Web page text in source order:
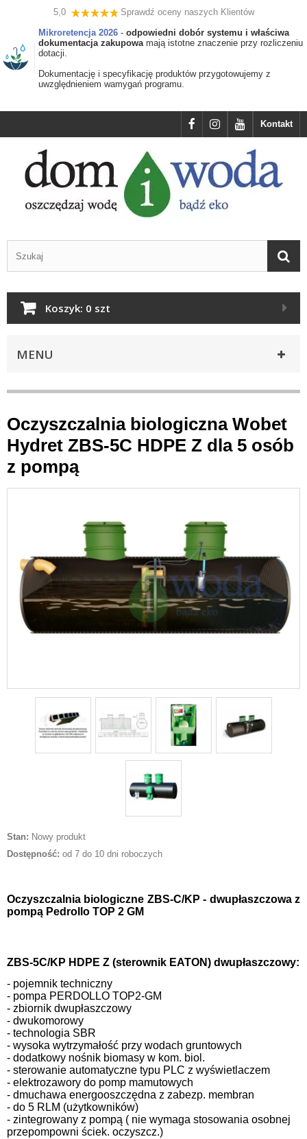
5,0
Sprawdź oceny naszych Klientów
Mikroretencja 2026 - odpowiedni dobór systemu i właściwa
dokumentacja zakupowamają istotne znaczenie przy rozliczeniu
dotacji.
Dokumentację i specyfikację produktów przygotowujemy z
uwzględnieniem wamygań programu.
Kontakt
Koszyk: 0 szt
MENU
Oczyszczalnia biologiczna Wobet
Hydret ZBS-5C HDPE Z dla 5 osób
z pompą
Stan: Nowy produkt
Dostępność: od 7 do 10 dni roboczych
Oczyszczalnia biologiczne ZBS-C/KP - dwupłaszczowa z
pompą Pedrollo TOP 2 GM
ZBS-5C/KP HDPE Z (sterownik EATON) dwupłaszczowy:
- pojemnik techniczny
- pompa PERDOLLO TOP2-GM
- zbiornik dwupłaszczowy
- dwukomorowy
- technologia SBR
- wysoka wytrzymałość przy wodach gruntowych
- dodatkowy nośnik biomasy w kom. biol.
- sterowanie automatyczne typu PLC z wyświetlaczem
- elektrozawory do pomp mamutowych
- dmuchawa energooszczędna z zabezp. membran
- do 5 RLM (użytkowników)
- zintegrowany z pompą ( nie wymaga stosowania osobnej
przepompowni ściek. oczyszcz.)